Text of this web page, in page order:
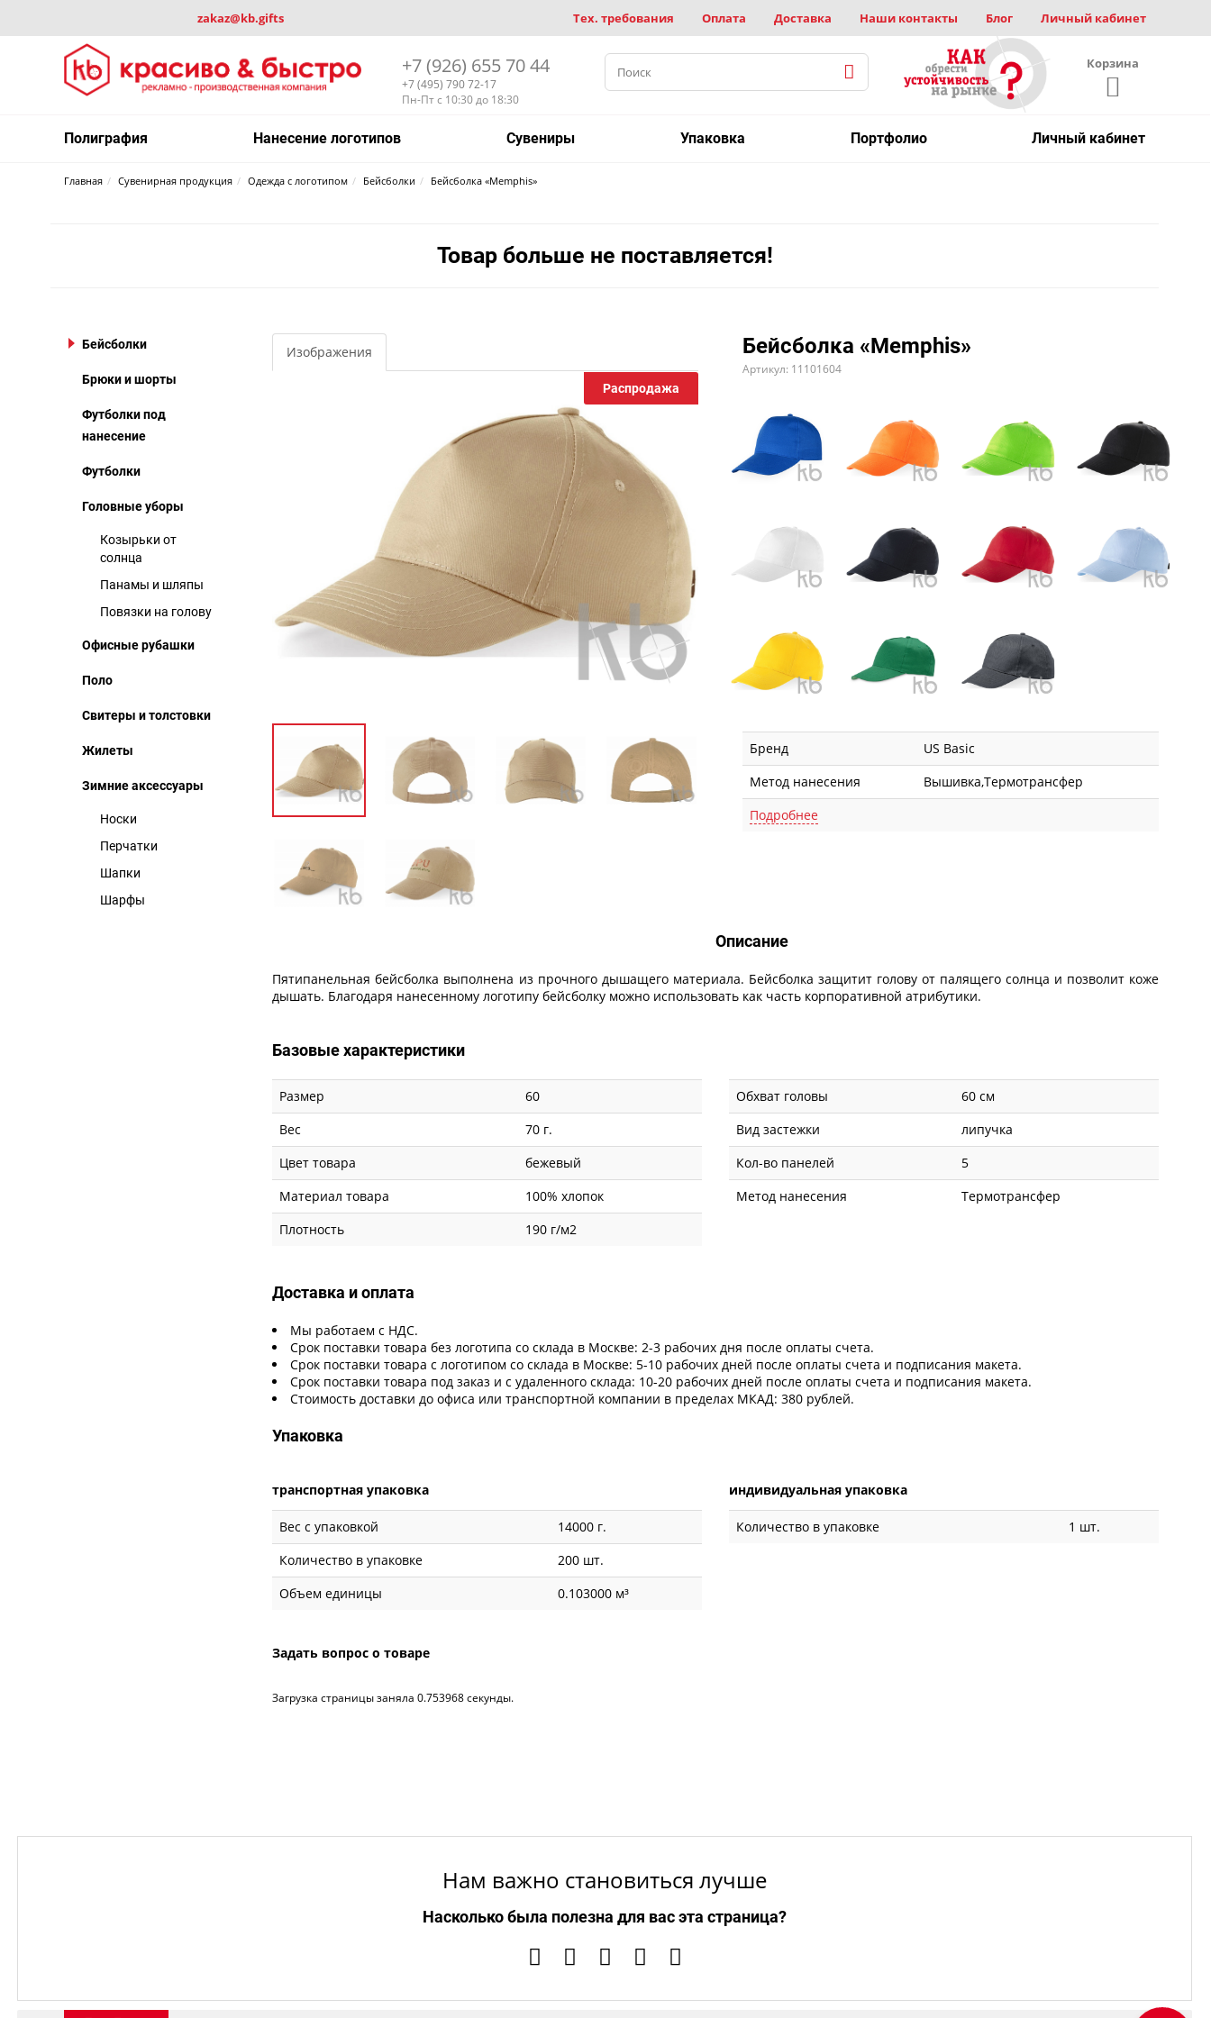
zakaz@kb.gifts Тех. требования Оплата Доставка Наши контакты Блог Личный кабинет
+7 (926) 655 70 44
+7 (495) 790 72-17
Пн-Пт с 10:30 до 18:30
Корзина
Полиграфия Нанесение логотипов Сувениры Упаковка Портфолио Личный кабинет
Главная Сувенирная продукция Одежда с логотипом Бейсболки Бейсболка «Memphis»
Товар больше не поставляется!
Бейсболки
Брюки и шорты
Футболки под
нанесение
Футболки
Головные уборы
Козырьки от
солнца
Панамы и шляпы
Повязки на голову
Офисные рубашки
Поло
Свитеры и толстовки
Жилеты
Зимние аксессуары
Носки
Перчатки
Шапки
Шарфы
Бейсболка «Memphis»
Артикул: 11101604
Изображения
Распродажа
Бренд
US Basic
Метод нанесения
Вышивка,Термотрансфер
Подробнее
Описание
Пятипанельная бейсболка выполнена из прочного дышащего материала. Бейсболка защитит голову от палящего солнца и позволит коже
дышать. Благодаря нанесенному логотипу бейсболку можно использовать как часть корпоративной атрибутики.
Базовые характеристики
Размер
60
Вес
70 г.
Цвет товара
бежевый
Материал товара
100% хлопок
Плотность
190 г/м2
Обхват головы
60 см
Вид застежки
липучка
Кол-во панелей
5
Метод нанесения
Термотрансфер
Доставка и оплата
Мы работаем с НДС.
Срок поставки товара без логотипа со склада в Москве: 2-3 рабочих дня после оплаты счета.
Срок поставки товара с логотипом со склада в Москве: 5-10 рабочих дней после оплаты счета и подписания макета.
Срок поставки товара под заказ и с удаленного склада: 10-20 рабочих дней после оплаты счета и подписания макета.
Стоимость доставки до офиса или транспортной компании в пределах МКАД: 380 рублей.
Упаковка
транспортная упаковка
Вес с упаковкой
14000 г.
Количество в упаковке
200 шт.
Объем единицы
0.103000 м³
индивидуальная упаковка
Количество в упаковке 1 шт.
Задать вопрос о товаре
Загрузка страницы заняла 0.753968 секунды.
Нам важно становиться лучше
Насколько была полезна для вас эта страница?